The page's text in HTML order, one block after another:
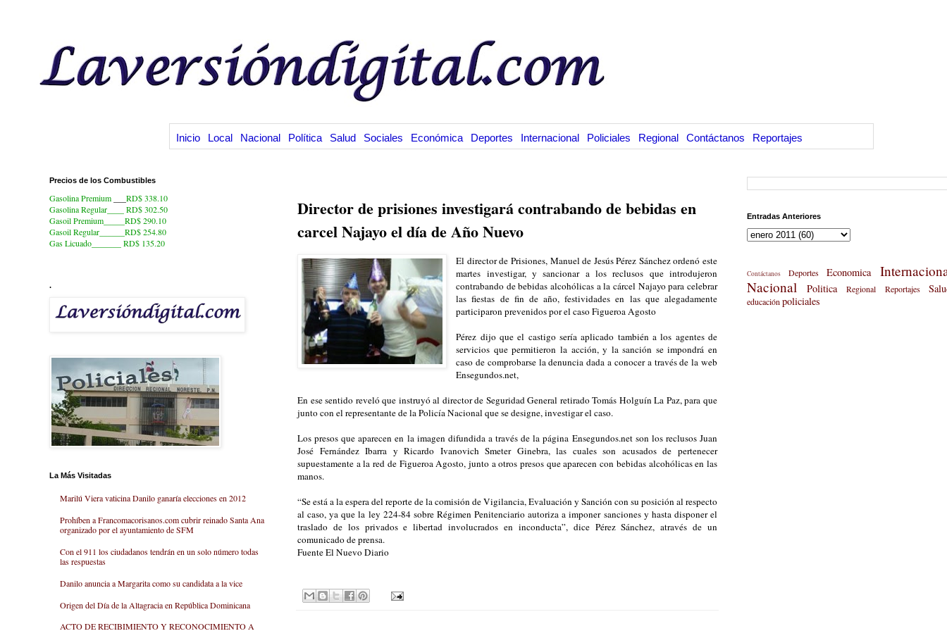
Inicio Local Nacional Política Salud Sociales Económica Deportes Internacional Policiales Regional Contáctanos Reportajes
Director de prisiones investigará contrabando de bebidas en
carcel Najayo el día de Año Nuevo
El director de Prisiones, Manuel de Jesús Pérez Sánchez ordenó este
martes investigar, y sancionar a los reclusos que introdujeron
contrabando de bebidas alcohólicas a la cárcel Najayo para celebrar
las fiestas de fin de año, festividades en las que alegadamente
participaron prevenidos por el caso Figueroa Agosto
Pérez dijo que el castigo sería aplicado también a los agentes de
servicios que permitieron la acción, y la sanción se impondrá en
caso de comprobarse la denuncia dada a conocer a través de la web
Ensegundos.net,
En ese sentido reveló que instruyó al director de Seguridad General retirado Tomás Holguín La Paz, para que
junto con el representante de la Policía Nacional que se designe, investigar el caso.
Los presos que aparecen en la imagen difundida a través de la página Ensegundos.net son los reclusos Juan
José Fernández Ibarra y Ricardo Ivanovich Smeter Ginebra, las cuales son acusados de pertenecer
supuestamente a la red de Figueroa Agosto, junto a otros presos que aparecen con bebidas alcohólicas en las
manos.
“Se está a la espera del reporte de la comisión de Vigilancia, Evaluación y Sanción con su posición al respecto
al caso, ya que la ley 224-84 sobre Régimen Penitenciario autoriza a imponer sanciones y hasta disponer el
traslado de los privados e libertad involucrados en inconducta”, dice Pérez Sánchez, através de un
comunicado de prensa.
Fuente El Nuevo Diario
Precios de los Combustibles
Gasolina Premium
RD$ 338.10
Gasolina Regular____ RD$ 302.50
Gasoil Premium_____RD$ 290.10
Gasoil Regular______RD$ 254.80
Gas Licuado_______
RD$ 135.20
.
La Más Visitadas
Marilú Viera vaticina Danilo ganaría elecciones en 2012
Prohíben a Francomacorisanos.com cubrir reinado Santa Ana
organizado por el ayuntamiento de SFM
Con el 911 los ciudadanos tendrán en un solo número todas
las respuestas
Danilo anuncia a Margarita como su candidata a la vice
Origen del Día de la Altagracia en República Dominicana
ACTO DE RECIBIMIENTO Y RECONOCIMIENTO A
Entradas Anteriores
Contáctanos Deportes Economica
Nacional
Politica Regional Reportajes
educación policiales